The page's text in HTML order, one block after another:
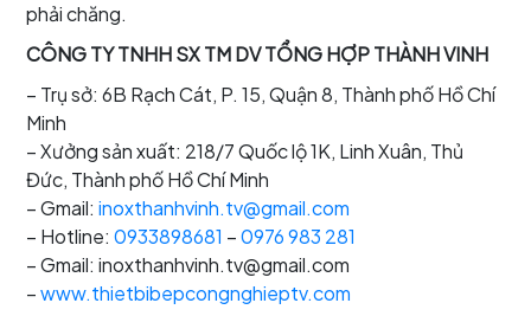
phải chăng.
CÔNG TY TNHH SX TM DV TỔNG HỢP THÀNH VINH
– Trụ sở: 6B Rạch Cát, P. 15, Quận 8, Thành phố Hồ Chí
Minh
– Xưởng sản xuất: 218/7 Quốc lộ 1K, Linh Xuân, Thủ
Đức, Thành phố Hồ Chí Minh
– Gmail: inoxthanhvinh.tv@gmail.com
– Hotline: 0933898681 –0976 983 281
– Gmail: inoxthanhvinh.tv@gmail.com
–www.thietbibepcongnghieptv.com